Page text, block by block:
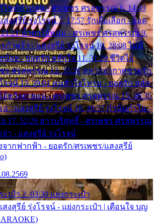
ไซค์ทำหล่น - ศรเพชร ศรสุพรรณ 6. 14:49
สงสุรีย์ รุ่งโรจน์ 7. 17:57 รักเผื่อเลือก - ยอด
น้ำตาไอ้หนุ่ม - ศรเพชร ศรสุพรรณ 9.
กำพร้า - แสงสุรีย์ รุ่งโรจน์ 10. 28:08 ไม่มี
น้อย - ยอดรัก สลักใจ 11. 31:29 ชีวิตไอ้
ร ศรสุพรรณ 12. 35:26 ทหารอากาศขาดรัก
รจน์ 13. 39:01 คนหัวใจโทรม - ยอดรัก สลัก
ไอ้หวังตายแน่ - ศรเพชร ศรสุพรรณ 15. 46:35
- แสงสุรีย์ รุ่งโรจน์ 16. 49:57 กำนันกำใน -
17. 52:29 สาวบริสุทธิ์ - ศรเพชร ศรสุพรรณ
จ๋า - แสงสุรีย์ รุ่งโรจน์
จากฟากฟ้า - ยอดรัก/ศรเพชร/แสงสุรีย์
ะเป๋า 2. 03:30 แย่งกระเป๋า
สงสุรีย์ รุ่งโรจน์ - แย่งกระเป๋า | เตือนใจ บุญ